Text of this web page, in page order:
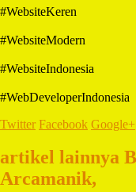
#WebsiteKeren
#WebsiteModern
#WebsiteIndonesia
#WebDeveloperIndonesia
Twitter Facebook Google+
artikel lainnya
Arcamanik,